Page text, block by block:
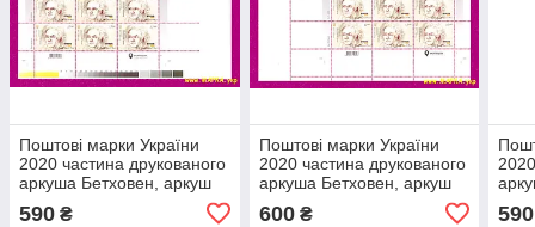
Поштові марки України
2020 частина друкованого
аркуша Бетховен, аркуш
590 ₴
Поштові марки України
2020 частина друкованого
аркуша Бетховен, аркуш
600₴ 590